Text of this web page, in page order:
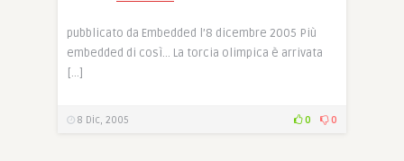
pubblicato da Embedded l’8 dicembre 2005 Più
embedded di così… La torcia olimpica è arrivata
[…]
8 Dic, 2005 0 0